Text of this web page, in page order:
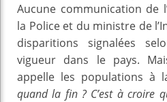
Aucune communication de
la Police et du ministre de
disparitions signalées
vigueur dans le pays.
appelle les populations à
quand la fin ? C’est à croire